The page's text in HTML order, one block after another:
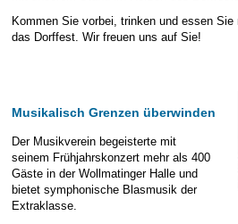
Kommen Sie vorbei, trinken und essen
das Dorffest. Wir freuen uns auf Sie!
Musikalisch Grenzen überwinden
Der Musikverein begeisterte mit
seinem Frühjahrskonzert mehr als 400
Gäste in der Wollmatinger Halle und
bietet symphonische Blasmusik der
Extraklasse.